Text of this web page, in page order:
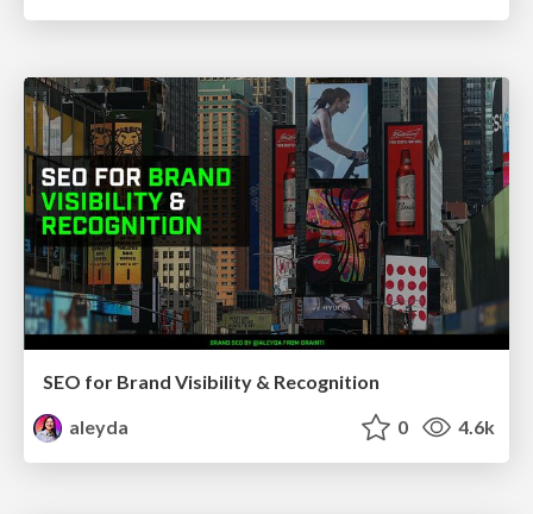
SEO for Brand Visibility & Recognition
aleyda
0 4.6k